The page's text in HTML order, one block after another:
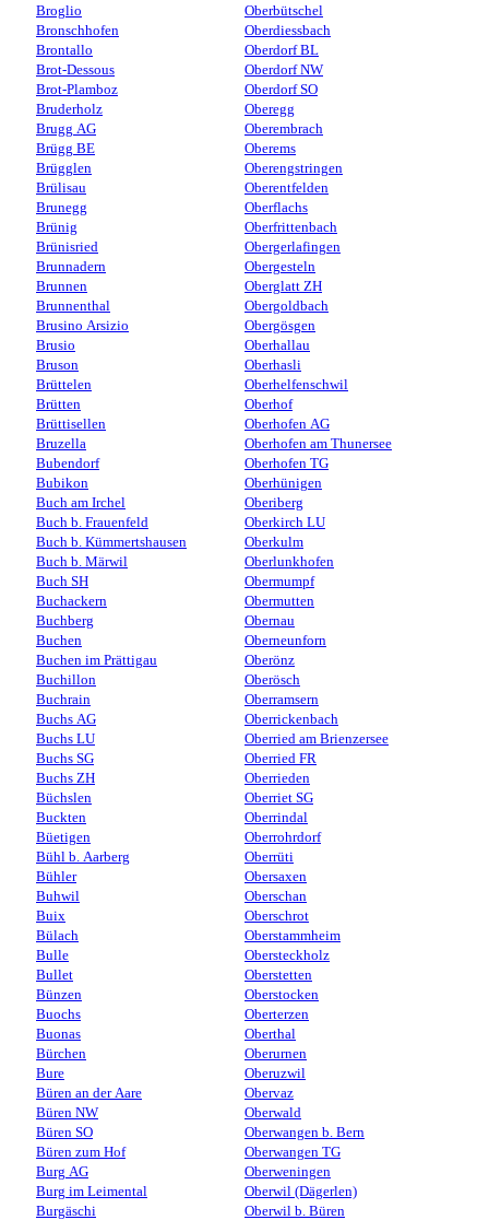
Broglio
Bronschhofen
Brontallo
Brot-Dessous
Brot-Plamboz
Bruderholz
Brugg AG
Brügg BE
Brügglen
Brülisau
Brunegg
Brünig
Brünisried
Brunnadern
Brunnen
Brunnenthal
Brusino Arsizio
Brusio
Bruson
Brüttelen
Brütten
Brüttisellen
Bruzella
Bubendorf
Bubikon
Buch am Irchel
Buch b. Frauenfeld
Buch b. Kümmertshausen
Buch b. Märwil
Buch SH
Buchackern
Buchberg
Buchen
Buchen im Prättigau
Buchillon
Buchrain
Buchs AG
Buchs LU
Buchs SG
Buchs ZH
Büchslen
Buckten
Büetigen
Bühl b. Aarberg
Bühler
Buhwil
Buix
Bülach
Bulle
Bullet
Bünzen
Buochs
Buonas
Bürchen
Bure
Büren an der Aare
Büren NW
Büren SO
Büren zum Hof
Burg AG
Burg im Leimental
Burgäschi
Oberbütschel
Oberdiessbach
Oberdorf BL
Oberdorf NW
Oberdorf SO
Oberegg
Oberembrach
Oberems
Oberengstringen
Oberentfelden
Oberflachs
Oberfrittenbach
Obergerlafingen
Obergesteln
Oberglatt ZH
Obergoldbach
Obergösgen
Oberhallau
Oberhasli
Oberhelfenschwil
Oberhof
Oberhofen AG
Oberhofen am Thunersee
Oberhofen TG
Oberhünigen
Oberiberg
Oberkirch LU
Oberkulm
Oberlunkhofen
Obermumpf
Obermutten
Obernau
Oberneunforn
Oberönz
Oberösch
Oberramsern
Oberrickenbach
Oberried am Brienzersee
Oberried FR
Oberrieden
Oberriet SG
Oberrindal
Oberrohrdorf
Oberrüti
Obersaxen
Oberschan
Oberschrot
Oberstammheim
Obersteckholz
Oberstetten
Oberstocken
Oberterzen
Oberthal
Oberurnen
Oberuzwil
Obervaz
Oberwald
Oberwangen b. Bern
Oberwangen TG
Oberweningen
Oberwil (Dägerlen)
Oberwil b. Büren